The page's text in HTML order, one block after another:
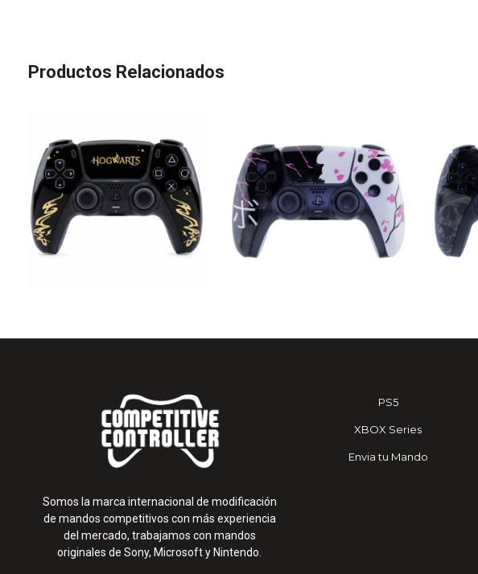
Productos Relacionados
Somos la marca internacional de modificación
de mandos competitivos con más experiencia
del mercado, trabajamos con mandos
originales de Sony, Microsoft y Nintendo.
PS5
XBOX Series
Envia tu Mando